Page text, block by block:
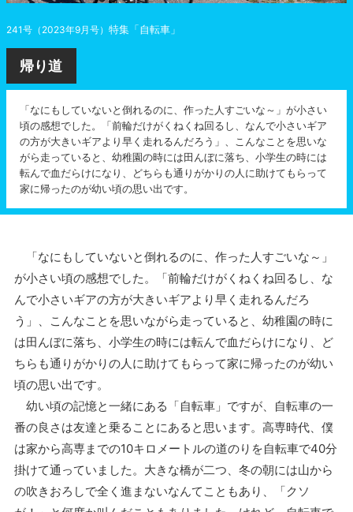
241号（2023年9月号） 特集「自転車」
帰り道
「なにもしていないと倒れるのに、作った人すごいな～」が小さい
頃の感想でした。「前輪だけがくねくね回るし、なんで小さいギア
の方が大きいギアより早く走れるんだろう」、こんなことを思いな
がら走っていると、幼稚園の時には田んぼに落ち、小学生の時には
転んで血だらけになり、どちらも通りがかりの人に助けてもらって
家に帰ったのが幼い頃の思い出です。
「なにもしていないと倒れるのに、作った人すごいな～」
が小さい頃の感想でした。「前輪だけがくねくね回るし、な
んで小さいギアの方が大きいギアより早く走れるんだろ
う」、こんなことを思いながら走っていると、幼稚園の時に
は田んぼに落ち、小学生の時には転んで血だらけになり、ど
ちらも通りがかりの人に助けてもらって家に帰ったのが幼い
頃の思い出です。
幼い頃の記憶と一緒にある「自転車」ですが、自転車の一
番の良さは友達と乗ることにあると思います。高専時代、僕
は家から高専までの10キロメートルの道のりを自転車で40分
掛けて通っていました。大きな橋が二つ、冬の朝には山から
の吹きおろしで全く進まないなんてこともあり、「クソ